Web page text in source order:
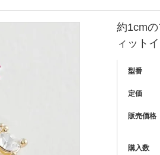
約1cm
ィット
型番
定価
販売価格
購入数